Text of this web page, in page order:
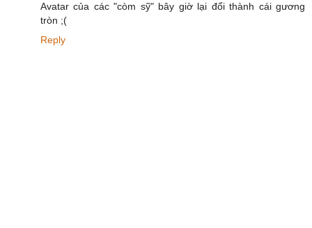
Avatar của các "còm sỹ" bây giờ lại đổi thành cái gương
tròn ;(
Reply